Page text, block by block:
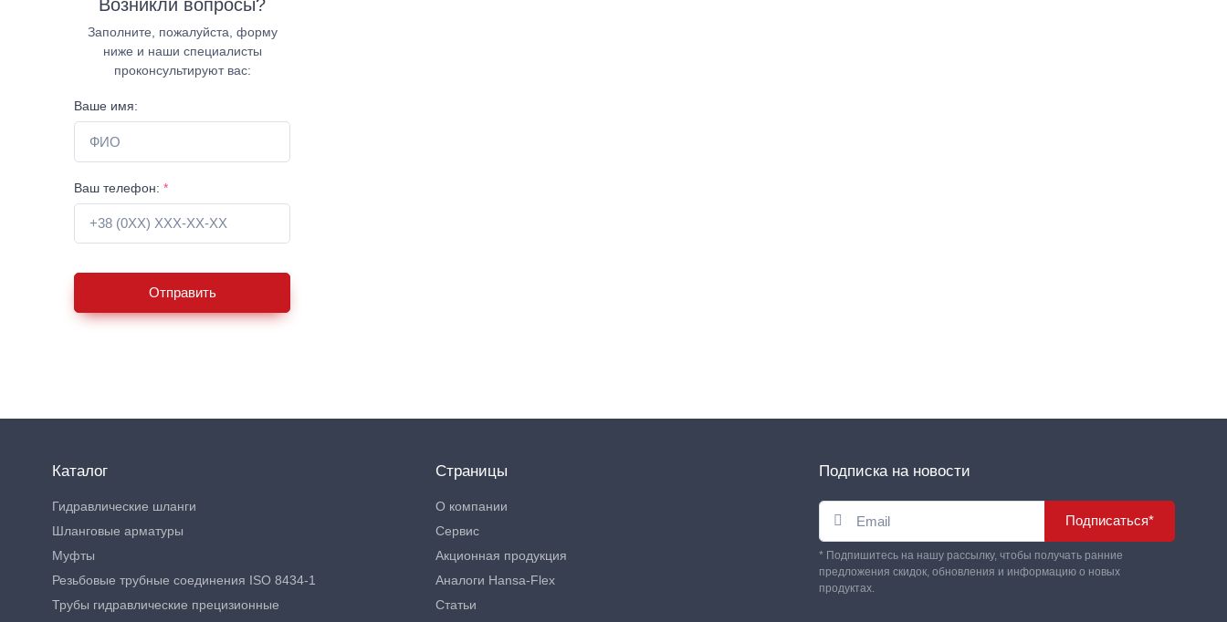
Возникли вопросы?
Заполните, пожалуйста, форму
ниже и наши специалисты
проконсультируют вас:
Ваше имя:
Ваш телефон: *
Отправить
Каталог
Гидравлические шланги
Шланговые арматуры
Муфты
Резьбовые трубные соединения ISO 8434-1
Трубы гидравлические прецизионные
Страницы
О компании
Сервис
Акционная продукция
Аналоги Hansa-Flex
Статьи
Подписка на новости
Подписаться*
* Подпишитесь на нашу рассылку, чтобы получать ранние
предложения скидок, обновления и информацию о новых
продуктах.